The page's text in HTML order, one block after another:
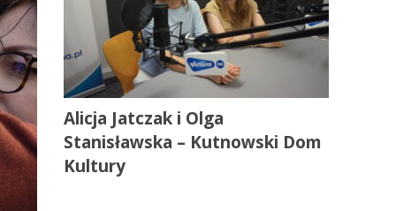
Alicja Jatczak i Olga
Stanisławska – Kutnowski Dom
Kultury